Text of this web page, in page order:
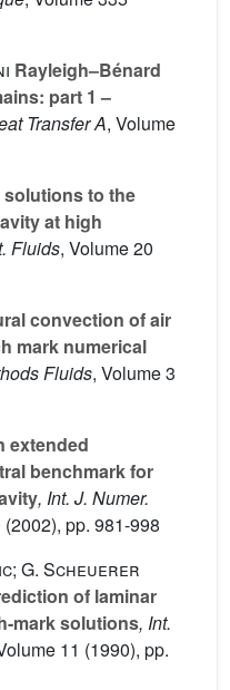
Rayleigh–Bénard
part 1 –
Transfer A, Volume
to the
at high
Fluids, Volume 20
convection of air
mark numerical
Fluids, Volume 3
extended
benchmark for
, Int. J. Numer.
(2002), pp. 981-998
G. Scheuerer
of laminar
mark solutions, Int.
11 (1990), pp.